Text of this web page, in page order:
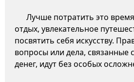
Лучше потратить это
отдых, увлекательное
посвятить себя искусству.
вопросы или дела, связанные
денег, идут без особых